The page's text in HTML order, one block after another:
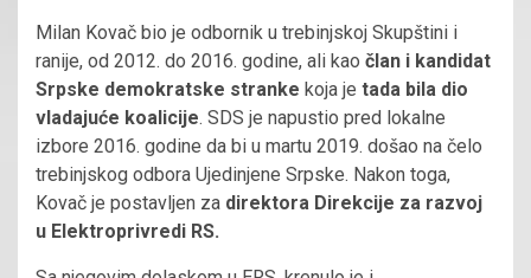
Milan Kovač bio je odbornik u trebinjskoj Skupštini i
ranije, od 2012. do 2016. godine, ali kao član i kandidat
Srpske demokratske stranke koja je tada bila dio
vladajuće koalicije. SDS je napustio pred lokalne
izbore 2016. godine da bi u martu 2019. došao na čelo
trebinjskog odbora Ujedinjene Srpske. Nakon toga,
Kovač je postavljen za direktora Direkcije za razvoj
u Elektroprivredi RS.